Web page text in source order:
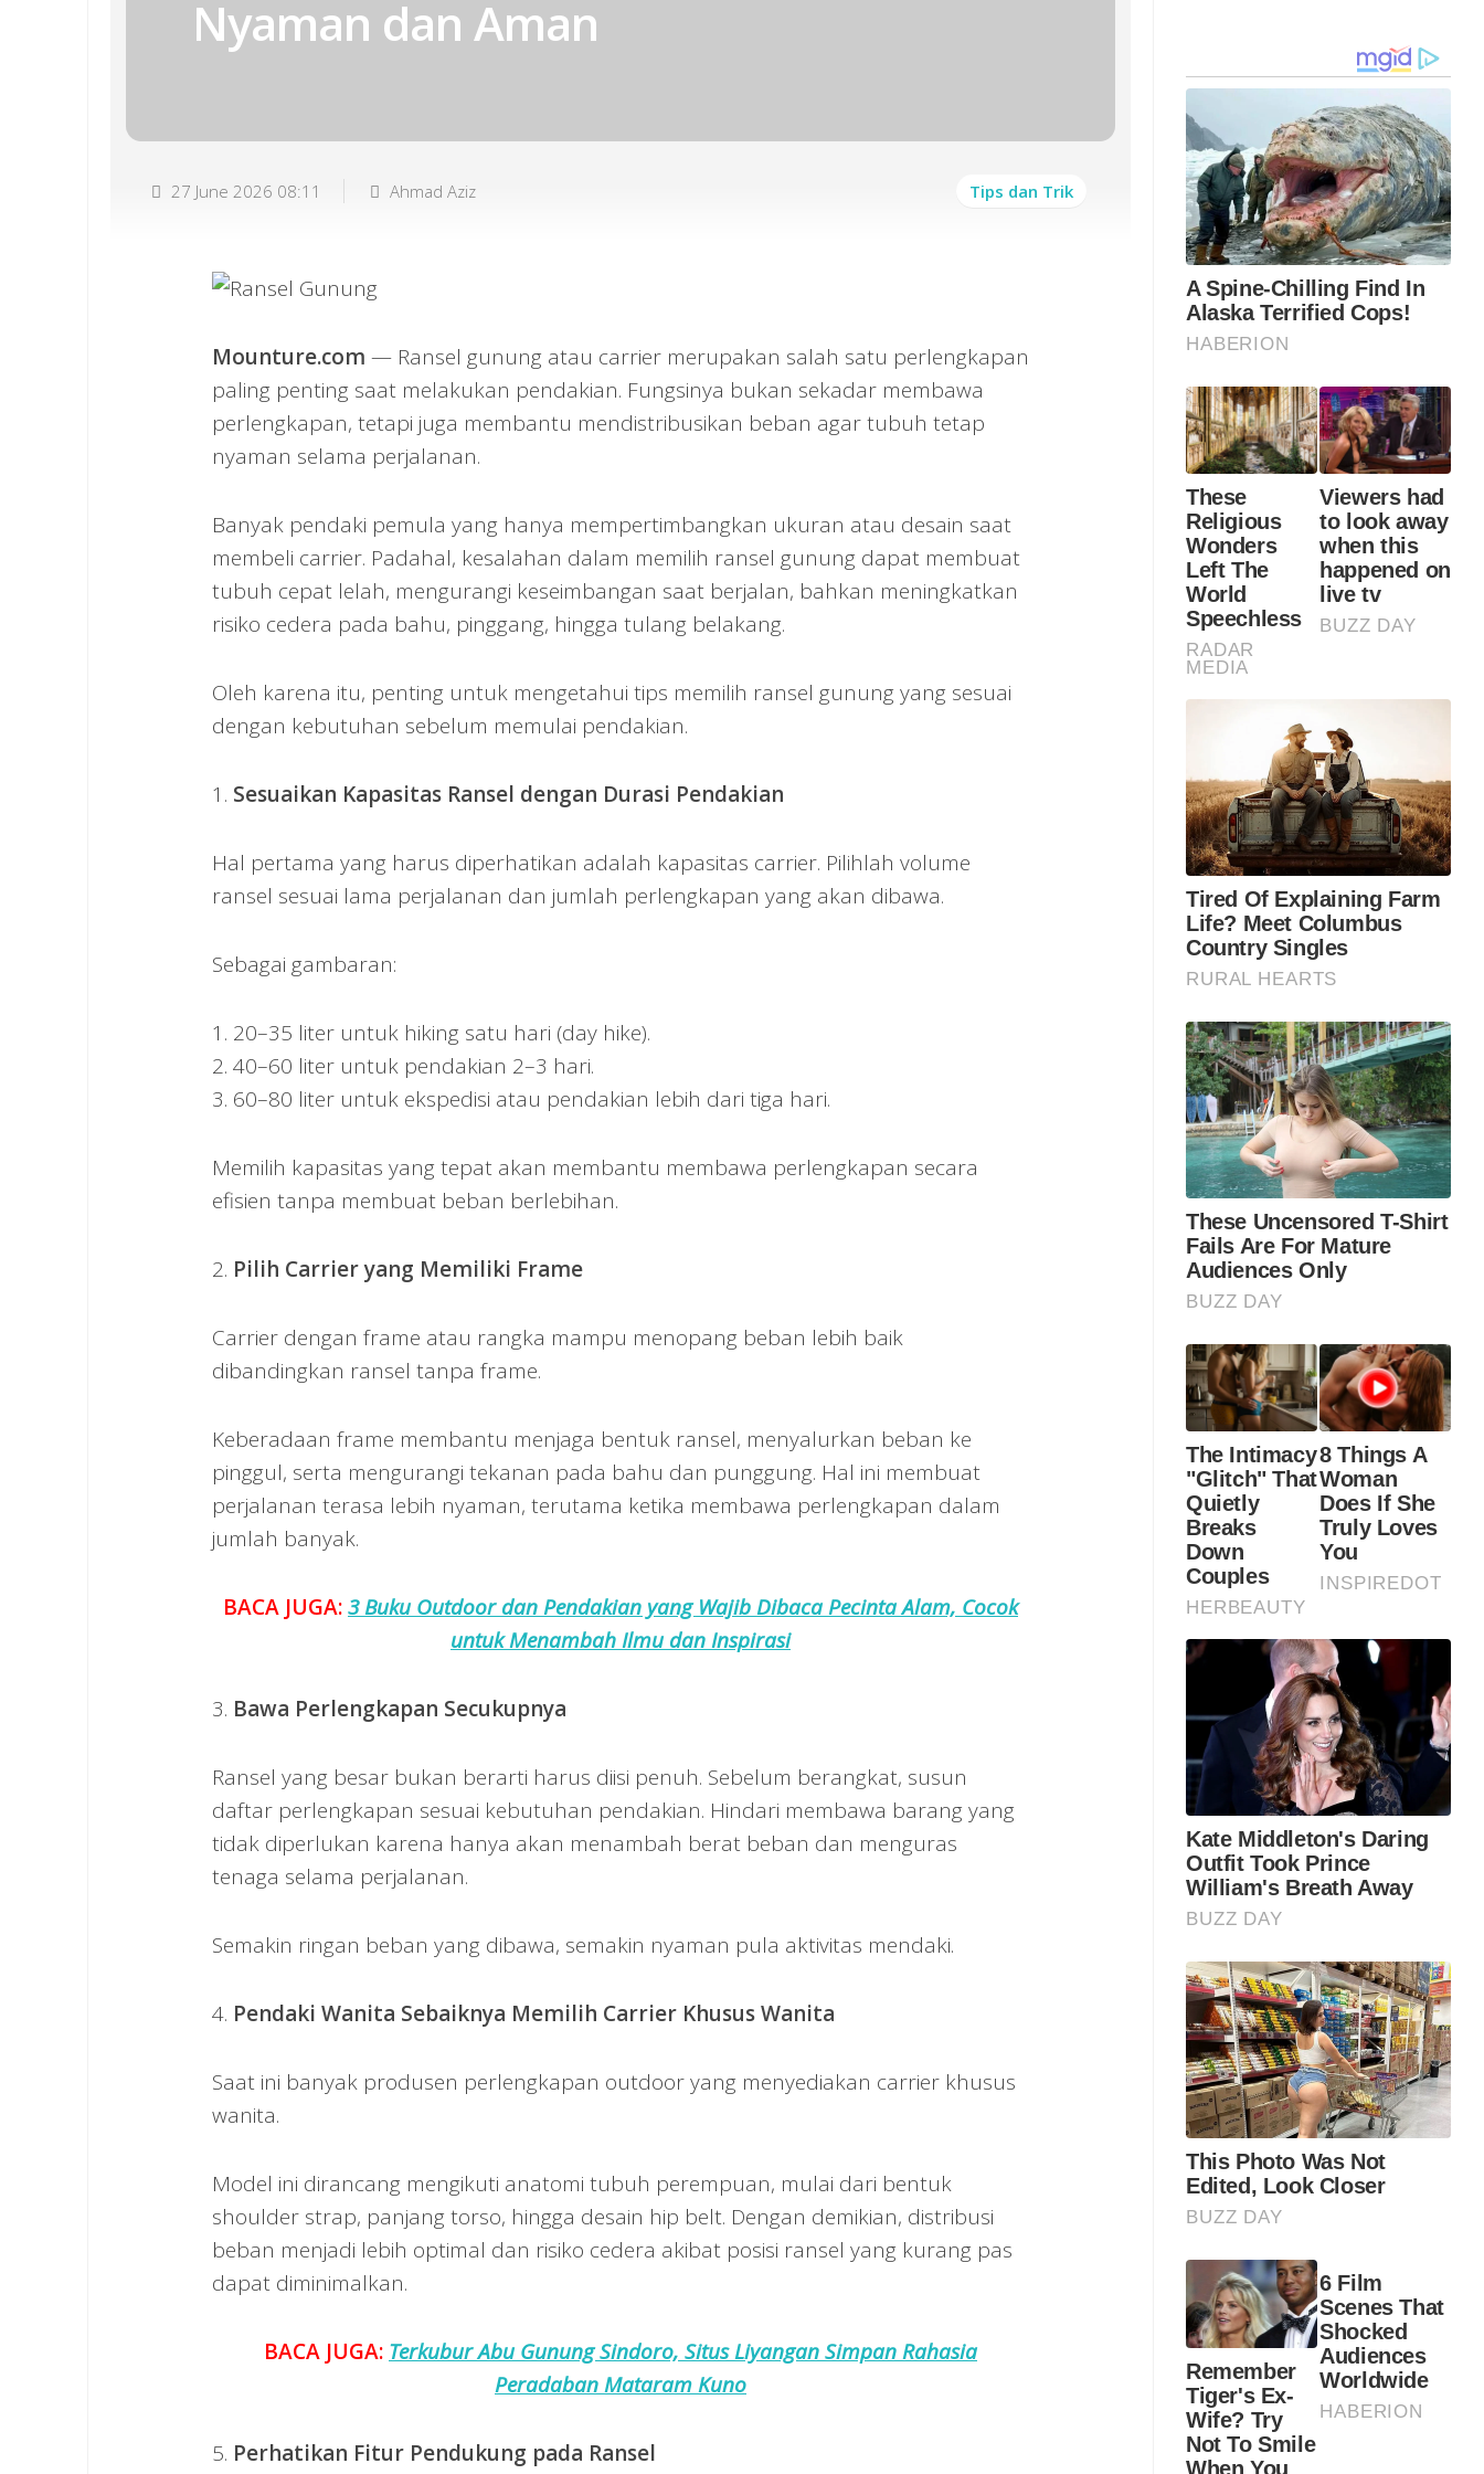
Nyaman dan Aman
27 June 2026 08:11 Ahmad Aziz Tips dan Trik
Mounture.com — Ransel gunung atau carrier merupakan salah satu perlengkapan
paling penting saat melakukan pendakian. Fungsinya bukan sekadar membawa
perlengkapan, tetapi juga membantu mendistribusikan beban agar tubuh tetap
nyaman selama perjalanan.
Banyak pendaki pemula yang hanya mempertimbangkan ukuran atau desain saat
membeli carrier. Padahal, kesalahan dalam memilih ransel gunung dapat membuat
tubuh cepat lelah, mengurangi keseimbangan saat berjalan, bahkan meningkatkan
risiko cedera pada bahu, pinggang, hingga tulang belakang.
Oleh karena itu, penting untuk mengetahui tips memilih ransel gunung yang sesuai
dengan kebutuhan sebelum memulai pendakian.
1. Sesuaikan Kapasitas Ransel dengan Durasi Pendakian
Hal pertama yang harus diperhatikan adalah kapasitas carrier. Pilihlah volume
ransel sesuai lama perjalanan dan jumlah perlengkapan yang akan dibawa.
Sebagai gambaran:
1. 20–35 liter untuk hiking satu hari (day hike).
2. 40–60 liter untuk pendakian 2–3 hari.
3. 60–80 liter untuk ekspedisi atau pendakian lebih dari tiga hari.
Memilih kapasitas yang tepat akan membantu membawa perlengkapan secara
efisien tanpa membuat beban berlebihan.
2. Pilih Carrier yang Memiliki Frame
Carrier dengan frame atau rangka mampu menopang beban lebih baik
dibandingkan ransel tanpa frame.
Keberadaan frame membantu menjaga bentuk ransel, menyalurkan beban ke
pinggul, serta mengurangi tekanan pada bahu dan punggung. Hal ini membuat
perjalanan terasa lebih nyaman, terutama ketika membawa perlengkapan dalam
jumlah banyak.
BACA JUGA:3 Buku Outdoor dan Pendakian yang Wajib Dibaca Pecinta Alam, Cocok
untuk Menambah Ilmu dan Inspirasi
3. Bawa Perlengkapan Secukupnya
Ransel yang besar bukan berarti harus diisi penuh. Sebelum berangkat, susun
daftar perlengkapan sesuai kebutuhan pendakian. Hindari membawa barang yang
tidak diperlukan karena hanya akan menambah berat beban dan menguras
tenaga selama perjalanan.
Semakin ringan beban yang dibawa, semakin nyaman pula aktivitas mendaki.
4. Pendaki Wanita Sebaiknya Memilih Carrier Khusus Wanita
Saat ini banyak produsen perlengkapan outdoor yang menyediakan carrier khusus
wanita.
Model ini dirancang mengikuti anatomi tubuh perempuan, mulai dari bentuk
shoulder strap, panjang torso, hingga desain hip belt. Dengan demikian, distribusi
beban menjadi lebih optimal dan risiko cedera akibat posisi ransel yang kurang pas
dapat diminimalkan.
BACA JUGA: Terkubur Abu Gunung Sindoro, Situs Liyangan Simpan Rahasia
Peradaban Mataram Kuno
5. Perhatikan Fitur Pendukung pada Ransel